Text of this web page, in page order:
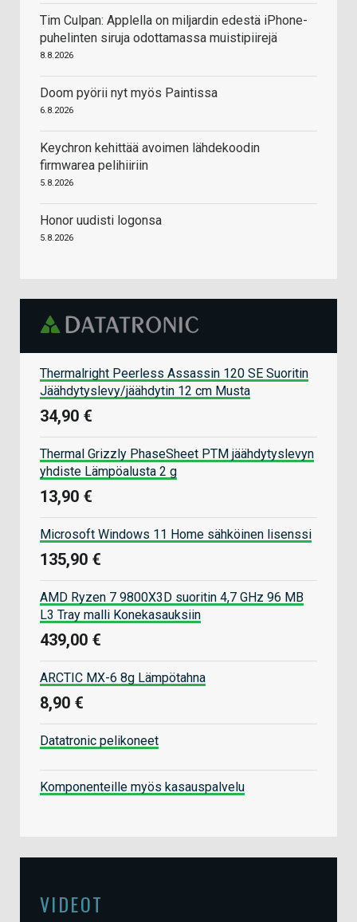
Tim Culpan: Applella on miljardin edestä iPhone-
puhelinten siruja odottamassa muistipiirejä
8.8.2026
Doom pyörii nyt myös Paintissa
6.8.2026
Keychron kehittää avoimen lähdekoodin
firmwarea pelihiiriin
5.8.2026
Honor uudisti logonsa
5.8.2026
Thermalright Peerless Assassin 120 SE Suoritin
Jäähdytyslevy/jäähdytin 12 cm Musta
34,90 €
Thermal Grizzly PhaseSheet PTM jäähdytyslevyn
yhdiste Lämpöalusta 2 g
13,90 €
Microsoft Windows 11 Home sähköinen lisenssi
135,90 €
AMD Ryzen 7 9800X3D suoritin 4,7 GHz 96 MB
L3 Tray malli Konekasauksiin
439,00 €
ARCTIC MX-6 8g Lämpötahna
8,90 €
Datatronic pelikoneet
Komponenteille myös kasauspalvelu
VIDEOT